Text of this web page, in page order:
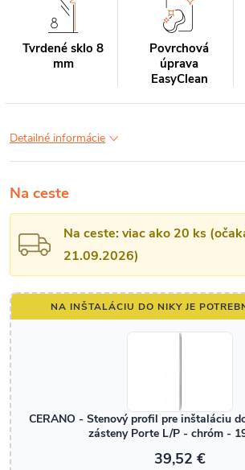
Tvrdené sklo 8
mm
Povrchová
úprava
EasyClean
Detailné informácie
Na ceste
Na ceste: viac ako 20 ks
21.09.2026)